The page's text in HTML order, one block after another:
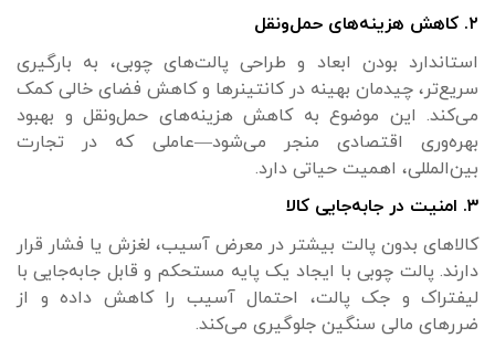
۲. کاهش هزینه‌های حمل‌ونقل
استاندارد بودن ابعاد و طراحی پالت‌های چوبی، به بارگیری
سریع‌تر، چیدمان بهینه در کانتینرها و کاهش فضای خالی کمک
می‌کند. این موضوع به کاهش هزینه‌های حمل‌ونقل و بهبود
بهره‌وری اقتصادی منجر می‌شود—عاملی که در تجارت
بین‌المللی، اهمیت حیاتی دارد.
۳. امنیت در جابه‌جایی کالا
کالاهای بدون پالت بیشتر در معرض آسیب، لغزش یا فشار قرار
دارند. پالت چوبی با ایجاد یک پایه مستحکم و قابل جابه‌جایی با
لیفتراک و جک پالت، احتمال آسیب را کاهش داده و از
ضررهای مالی سنگین جلوگیری می‌کند.